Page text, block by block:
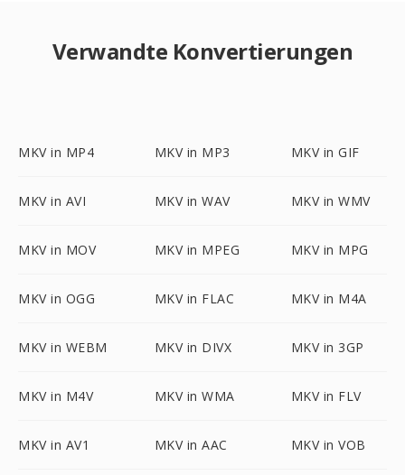
Verwandte Konvertierungen
MKV in MP4 MKV in MP3 MKV in GIF
MKV in AVI MKV in WAV MKV in WMV
MKV in MOV MKV in MPEG MKV in MPG
MKV in OGG MKV in FLAC MKV in M4A
MKV in WEBM MKV in DIVX MKV in 3GP
MKV in M4V MKV in WMA MKV in FLV
MKV in AV1 MKV in AAC MKV in VOB